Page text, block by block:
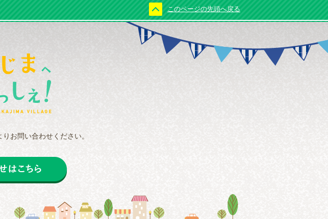
このページの先頭へ戻る
お問い合わせください。